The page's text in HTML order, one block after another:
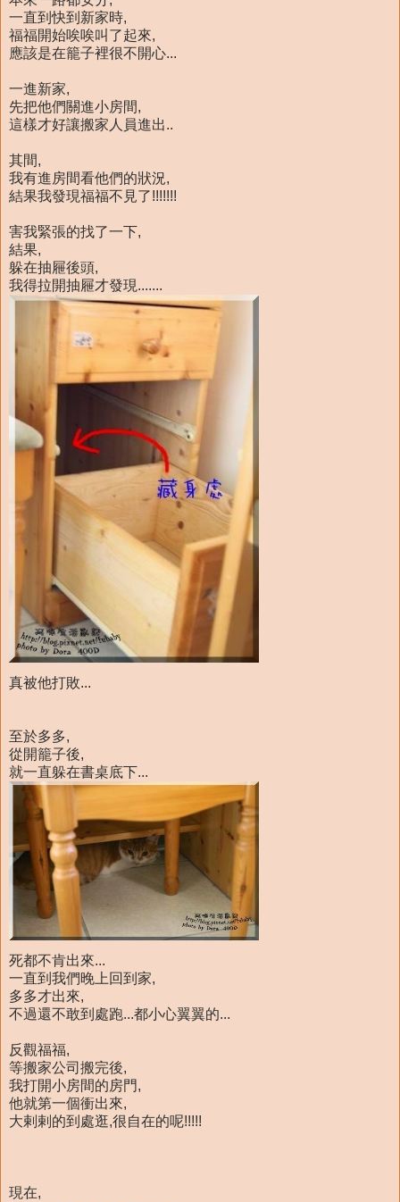
一直到快到新家時,
福福開始唉唉叫了起來,
應該是在籠子裡很不開心...
一進新家,
先把他們關進小房間,
這樣才好讓搬家人員進出..
其間,
我有進房間看他們的狀況,
結果我發現福福不見了!!!!!!!
害我緊張的找了一下,
結果,
躲在抽屜後頭,
我得拉開抽屜才發現.......
真被他打敗...
至於多多,
從開籠子後,
就一直躲在書桌底下...
死都不肯出來...
一直到我們晚上回到家,
多多才出來,
不過還不敢到處跑...都小心翼翼的...
反觀福福,
等搬家公司搬完後,
我打開小房間的房門,
他就第一個衝出來,
大剌剌的到處逛,很自在的呢!!!!!
現在,